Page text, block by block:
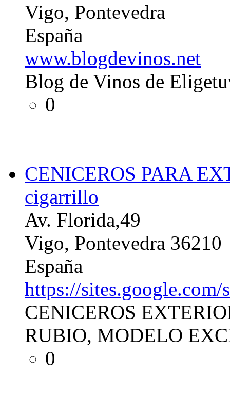
Vigo, Pontevedra
España
www.blogdevinos.net
Blog de Vinos de
0
CENICEROS PARA
cigarrillo
Av. Florida,49
Vigo, Pontevedra 36210
España
https://
CENICEROS
RUBIO, MODELO
0